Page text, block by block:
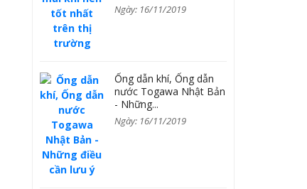
Ngày: 16/11/2019
Ống dẫn khí, Ống dẫn
nước Togawa Nhật Bản
- Những...
Ngày: 16/11/2019